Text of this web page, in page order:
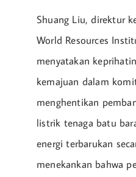
Shuang Liu, direktur
World Resources
menyatakan
kemajuan dalam
menghentikan
listrik tenaga batu
energi terbarukan
menekankan bahwa